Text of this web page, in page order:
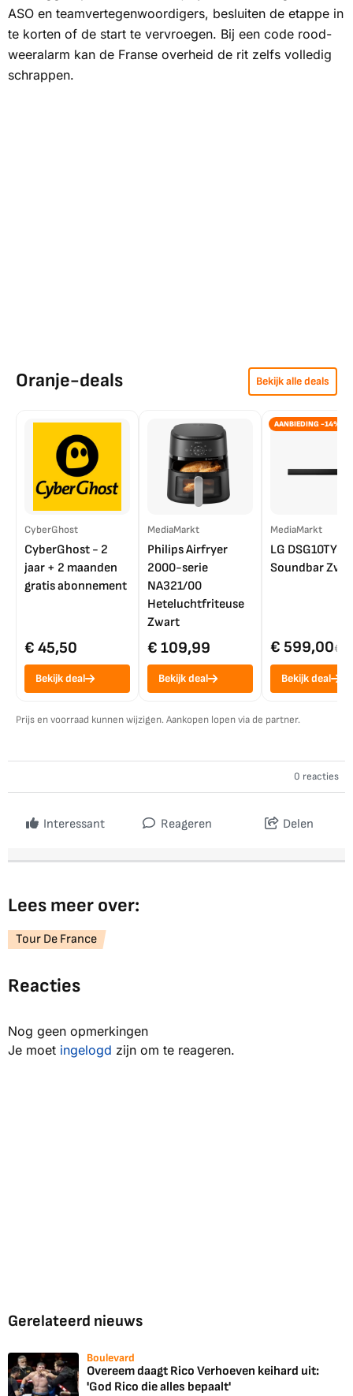
ASO en teamvertegenwoordigers, besluiten de etappe in
te korten of de start te vervroegen. Bij een code rood-
weeralarm kan de Franse overheid de rit zelfs volledig
schrappen.
Oranje-deals Bekijk alle deals
CyberGhost
CyberGhost - 2
jaar + 2 maanden
gratis abonnement
€ 45,50
Bekijk deal
MediaMarkt
Philips Airfryer
2000-serie
NA321/00
Heteluchtfriteuse
Zwart
€ 109,99
Bekijk deal
AANBIEDING -14%
MediaMarkt
LG DSG10TY
Soundbar
€ 599,00€
Bekijk deal
Prijs en voorraad kunnen wijzigen. Aankopen lopen via de partner.
0 reacties
Interessant Reageren Delen
Lees meer over:
Tour De France
Reacties
Nog geen opmerkingen
Je moet ingelogd zijn om te reageren.
Gerelateerd nieuws
Boulevard
Overeem daagt Rico Verhoeven keihard uit:
'God Rico die alles bepaalt'